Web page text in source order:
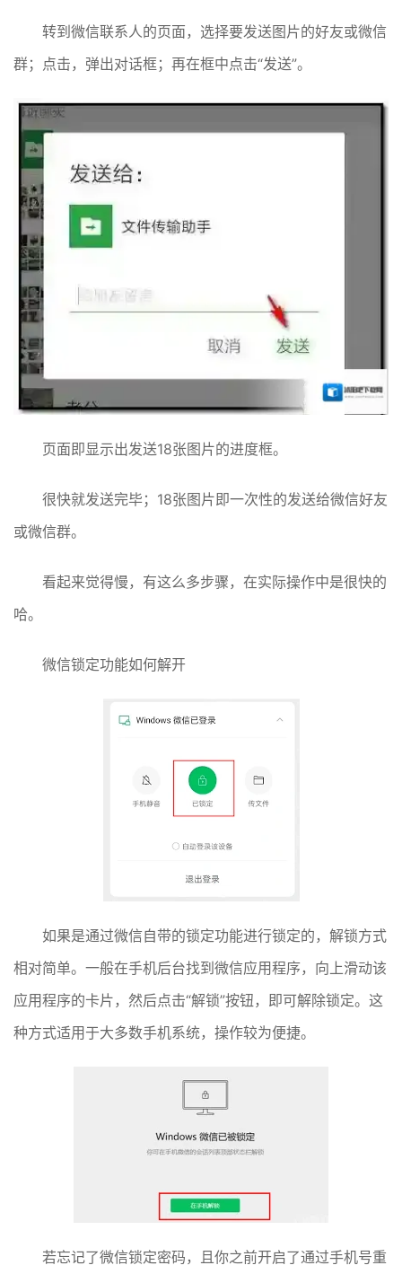
转到微信联系人的页面，选择要发送图片的好友或微信
群；点击，弹出对话框；再在框中点击“发送”。
页面即显示出发送18张图片的进度框。
很快就发送完毕；18张图片即一次性的发送给微信好友
或微信群。
看起来觉得慢，有这么多步骤，在实际操作中是很快的
哈。
微信锁定功能如何解开
如果是通过微信自带的锁定功能进行锁定的，解锁方式
相对简单。一般在手机后台找到微信应用程序，向上滑动该
应用程序的卡片，然后点击“解锁”按钮，即可解除锁定。这
种方式适用于大多数手机系统，操作较为便捷。
若忘记了微信锁定密码，且你之前开启了通过手机号重